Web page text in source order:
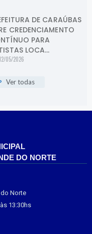
DE CARAÚBAS
CREDENCIAMENTO
PARA
LOCA...
05/2026
Ver todas
DO NORTE
do Norte
13:30hs